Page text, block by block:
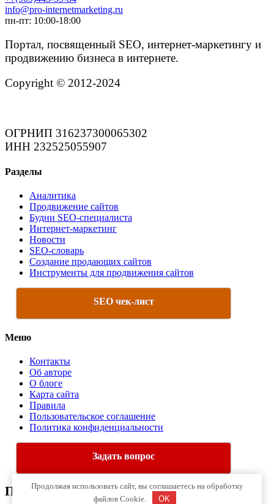
info@pro-internetmarketing.ru
пн-пт: 10:00-18:00
Портал, посвященный SEO, интернет-маркетингу и
продвижению бизнеса в интернете.
Copyright © 2012-2024
ОГРНИП 316237300065302
ИНН 232525055907
Разделы
Аналитика
Продвижение сайтов
Будни SEO-специалиста
Интернет-маркетинг
Новости
SEO-словарь
Создание продающих сайтов
Инструменты для продвижения сайтов
SEO чек-лист
Меню
Контакты
Об авторе
О блоге
Карта сайта
Правила
Пользовательское соглашение
Политика конфиденциальности
Задать вопрос
Про Интернет-Маркетинг
Продолжая использовать сайт, вы соглашаетесь на обработку
файлов Cookie.
OK